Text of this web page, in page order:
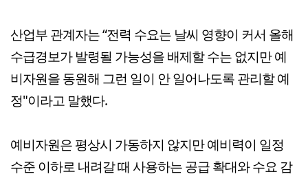
산업부 관계자는 “전력 수요는 날씨 영향이 커서 올해
수급경보가 발령될 가능성을 배제할 수는 없지만 예
비자원을 동원해 그런 일이 안 일어나도록 관리할 예
정"이라고 말했다.
예비자원은 평상시 가동하지 않지만 예비력이 일정
수준 이하로 내려갈 때 사용하는 공급 확대와 수요 감